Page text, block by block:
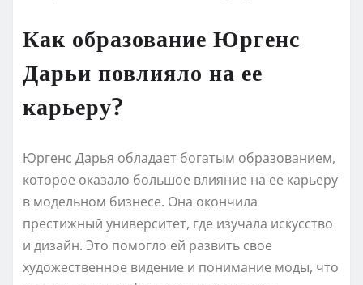
Как образование Юргенс
Дарьи повлияло на ее
карьеру?
Юргенс Дарья обладает богатым образованием,
которое оказало большое влияние на ее карьеру
в модельном бизнесе. Она окончила
престижный университет, где изучала искусство
и дизайн. Это помогло ей развить свое
художественное видение и понимание моды, что